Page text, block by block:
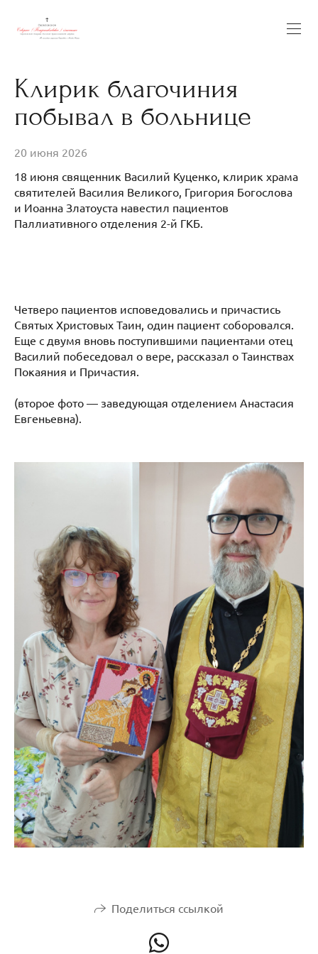
Клирик благочиния
побывал в больнице
20 июня 2026
18 июня священник Василий Куценко, клирик храма
святителей Василия Великого, Григория Богослова
и Иоанна Златоуста навестил пациентов
Паллиативного отделения 2-й ГКБ.
Четверо пациентов исповедовались и причастись
Святых Христовых Таин, один пациент соборовался.
Еще с двумя вновь поступившими пациентами отец
Василий побеседовал о вере, рассказал о Таинствах
Покаяния и Причастия.
(второе фото — заведующая отделением Анастасия
Евгеньевна).
Поделиться ссылкой